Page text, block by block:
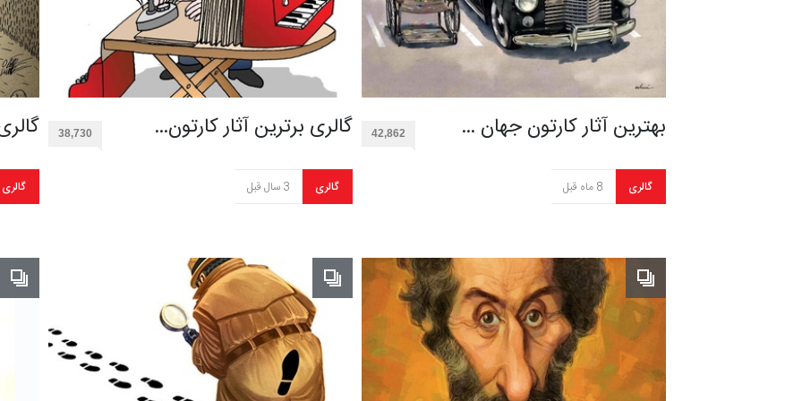
بهترین آثار کارتون جهان … 42,862
گالری 8 ماه قبل
گالری برترین آثار کارتون… 38,730
گالری 3 سال قبل گالری